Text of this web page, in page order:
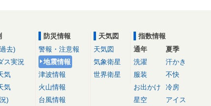
去)
ス実況
気
気
)
防災情報
警報・注意報
地震情報
津波情報
火山情報
台風情報
天気図
天気図
気象衛星
世界衛星
指数情報
通年
洗濯
服装
お出かけ
星空
夏季
汗かき
不快
冷房
アイス